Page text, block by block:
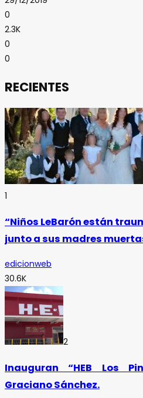
0
2.3K
0
0
RECIENTES
1
“Niños LeBarón están
junto a sus madres
edicionweb
30.6K
2
Inauguran “HEB Los
Graciano Sánchez.